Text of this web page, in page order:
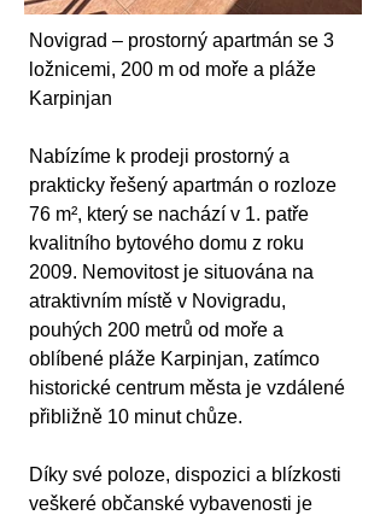
Novigrad – prostorný apartmán se 3
ložnicemi, 200 m od moře a pláže
Karpinjan
Nabízíme k prodeji prostorný a
prakticky řešený apartmán o rozloze
76 m², který se nachází v 1. patře
kvalitního bytového domu z roku
2009. Nemovitost je situována na
atraktivním místě v Novigradu,
pouhých 200 metrů od moře a
oblíbené pláže Karpinjan, zatímco
historické centrum města je vzdálené
přibližně 10 minut chůze.
Díky své poloze, dispozici a blízkosti
veškeré občanské vybavenosti je